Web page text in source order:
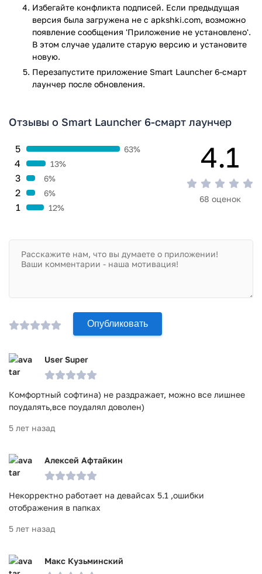
Smart Launcher 5 – это бесплатная альтернатива
неудобного встроенного интерфейса и умное решение для
оптимизации работы телефона и сохранения ваших сил,
нервов и времени. Приложение дает возможность
успешно управлять смартфоном одной рукой, улучшит
скорость обработки информации и позволит совершать
визуального оформления, но и для внутреннего комфорта
каждого пользователя при ежедневном использовании
телефона.
Приложение Smart Launcher 6-смарт лаунчер прошло
проверку антивирусом VirusTotal. В результате проверки
по всем последним сигнатурам заражения файлов не
выявлено.
Избегайте конфликта подписей. Если предыдущая
версия была загружена не с apkshki.com, возможно
появление сообщения 'Приложение не установлено'.
В этом случае удалите старую версию и установите
новую.
Перезапустите приложениe Smart Launcher 6-смарт
лаунчер после обновления.
Отзывы о Smart Launcher 6-смарт лаунчер
1 12%
2 6%
3 6%
4 13%
5 63% 4.1
68 оценок
Опубликовать
User Super
Комфортный софтина) не раздражает, можно все лишнее
поудалять,все поудалял доволен)
5 лет назад
Алексей Афтайкин
Некорректно работает на девайсах 5.1 ,ошибки
отображения в папках
5 лет назад
Макс Кузьминский